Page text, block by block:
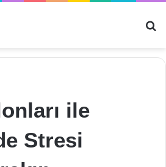
ile
Stresi